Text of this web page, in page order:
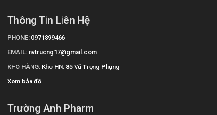
Thông Tin Liên Hệ
PHONE: 0971899466
EMAIL: nvtruong17@gmail.com
KHO HÀNG: Kho HN: 85 Vũ Trọng Phụng
Xem bản đồ
Trường Anh Pharm